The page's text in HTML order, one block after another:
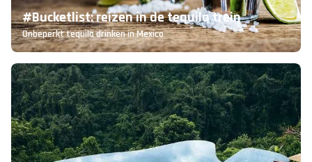
#Bucketlist: reizen in de tequila trein
Onbeperkt tequila drinken in Mexico